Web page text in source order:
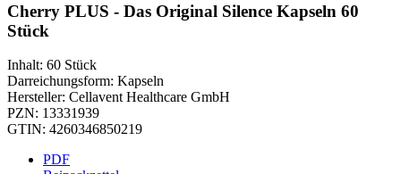
Cherry PLUS - Das Original Silence Kapseln 60
Stück
Inhalt: 60 Stück
Darreichungsform: Kapseln
Hersteller: Cellavent Healthcare GmbH
PZN: 13331939
GTIN: 4260346850219
PDF